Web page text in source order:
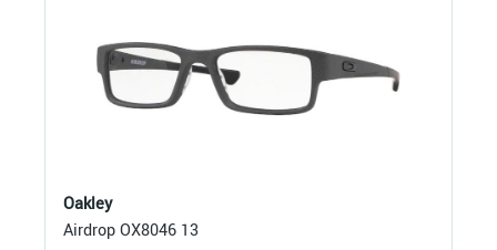
Oakley
Airdrop OX8046 13